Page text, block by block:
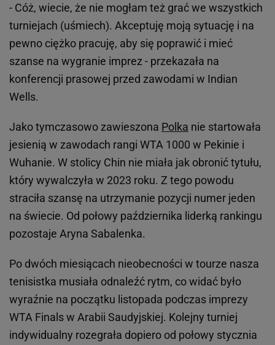
- Cóż, wiecie, że nie mogłam też grać we wszystkich
turniejach (uśmiech). Akceptuję moją sytuację i na
pewno ciężko pracuję, aby się poprawić i mieć
szanse na wygranie imprez - przekazała na
konferencji prasowej przed zawodami w Indian
Wells.
Jako tymczasowo zawieszona Polka nie startowała
jesienią w zawodach rangi WTA 1000 w Pekinie i
Wuhanie. W stolicy Chin nie miała jak obronić tytułu,
który wywalczyła w 2023 roku. Z tego powodu
straciła szansę na utrzymanie pozycji numer jeden
na świecie. Od połowy października liderką rankingu
pozostaje Aryna Sabalenka.
Po dwóch miesiącach nieobecności w tourze nasza
tenisistka musiała odnaleźć rytm, co widać było
wyraźnie na początku listopada podczas imprezy
WTA Finals w Arabii Saudyjskiej. Kolejny turniej
indywidualny rozegrała dopiero od połowy stycznia